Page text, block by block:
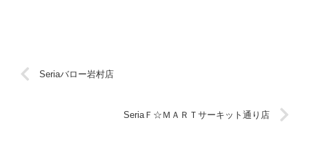
Seriaバロー岩村店
SeriaＦ☆ＭＡＲＴサーキット通り店